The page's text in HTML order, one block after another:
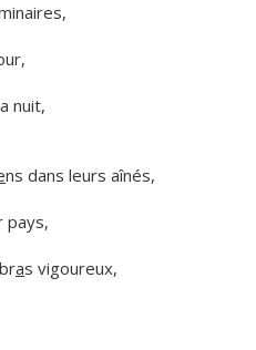
nuit,
ns dans leurs aînés,
pays,
as vigoureux,